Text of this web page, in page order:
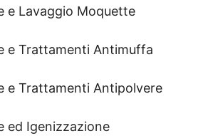
e Lavaggio Moquette
e Trattamenti Antimuffa
e Trattamenti Antipolvere
ed Igenizzazione